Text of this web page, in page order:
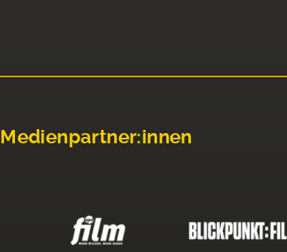
Medienpartner:innen